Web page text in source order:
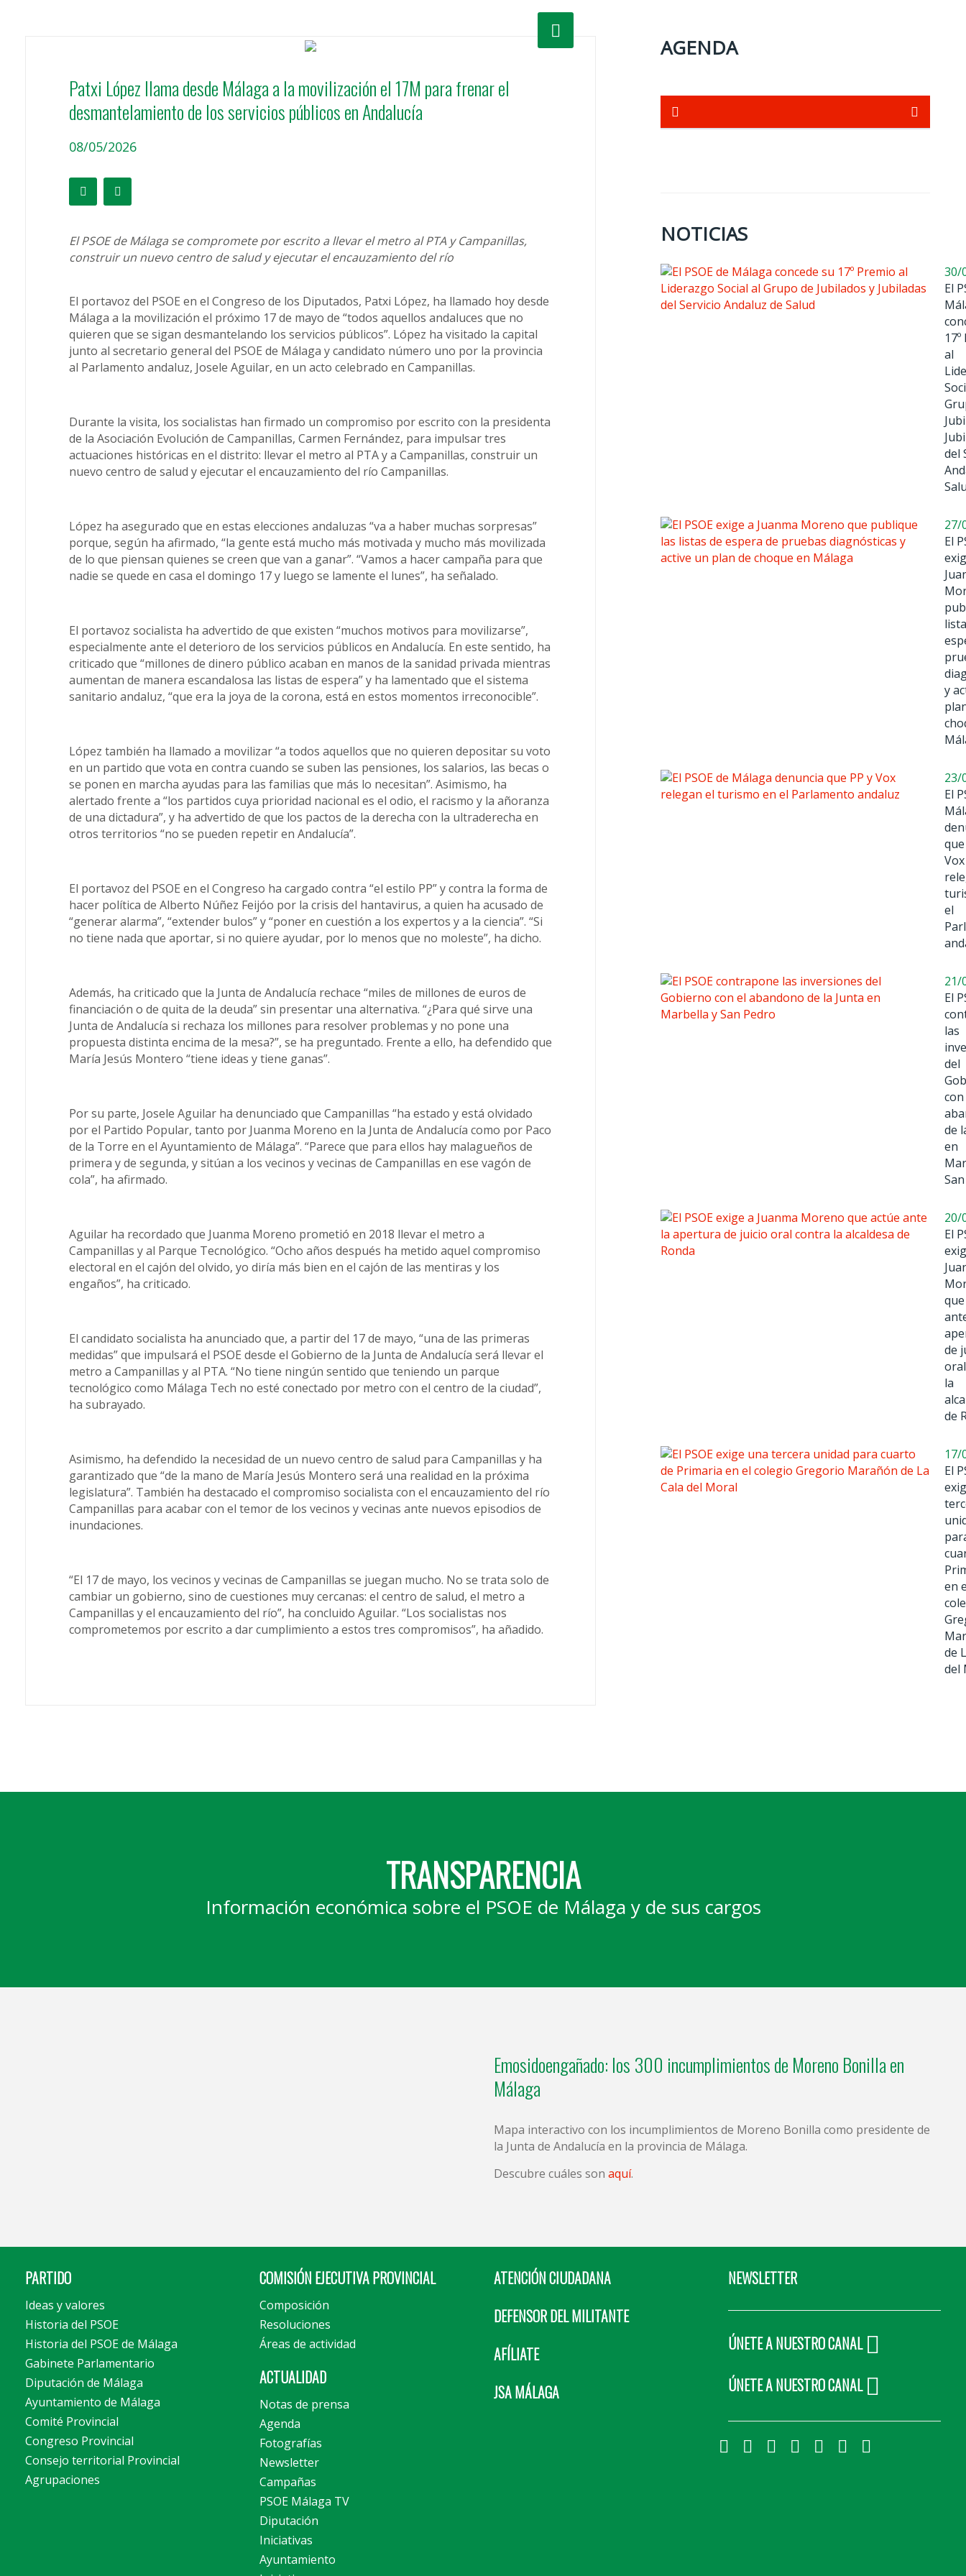
Patxi López llama desde Málaga a la movilización el 17M para frenar el
desmantelamiento de los servicios públicos en Andalucía
08/05/2026
El PSOE de Málaga se compromete por escrito a llevar el metro al PTA y Campanillas,
construir un nuevo centro de salud y ejecutar el encauzamiento del río
El portavoz del PSOE en el Congreso de los Diputados, Patxi López, ha llamado hoy desde
Málaga a la movilización el próximo 17 de mayo de “todos aquellos andaluces que no
quieren que se sigan desmantelando los servicios públicos”. López ha visitado la capital
junto al secretario general del PSOE de Málaga y candidato número uno por la provincia
al Parlamento andaluz, Josele Aguilar, en un acto celebrado en Campanillas.
Durante la visita, los socialistas han firmado un compromiso por escrito con la presidenta
de la Asociación Evolución de Campanillas, Carmen Fernández, para impulsar tres
actuaciones históricas en el distrito: llevar el metro al PTA y a Campanillas, construir un
nuevo centro de salud y ejecutar el encauzamiento del río Campanillas.
López ha asegurado que en estas elecciones andaluzas “va a haber muchas sorpresas”
porque, según ha afirmado, “la gente está mucho más motivada y mucho más movilizada
de lo que piensan quienes se creen que van a ganar”. “Vamos a hacer campaña para que
nadie se quede en casa el domingo 17 y luego se lamente el lunes”, ha señalado.
El portavoz socialista ha advertido de que existen “muchos motivos para movilizarse”,
especialmente ante el deterioro de los servicios públicos en Andalucía. En este sentido, ha
criticado que “millones de dinero público acaban en manos de la sanidad privada mientras
aumentan de manera escandalosa las listas de espera” y ha lamentado que el sistema
sanitario andaluz, “que era la joya de la corona, está en estos momentos irreconocible”.
López también ha llamado a movilizar “a todos aquellos que no quieren depositar su voto
en un partido que vota en contra cuando se suben las pensiones, los salarios, las becas o
se ponen en marcha ayudas para las familias que más lo necesitan”. Asimismo, ha
alertado frente a “los partidos cuya prioridad nacional es el odio, el racismo y la añoranza
de una dictadura”, y ha advertido de que los pactos de la derecha con la ultraderecha en
otros territorios “no se pueden repetir en Andalucía”.
El portavoz del PSOE en el Congreso ha cargado contra “el estilo PP” y contra la forma de
hacer política de Alberto Núñez Feijóo por la crisis del hantavirus, a quien ha acusado de
“generar alarma”, “extender bulos” y “poner en cuestión a los expertos y a la ciencia”. “Si
no tiene nada que aportar, si no quiere ayudar, por lo menos que no moleste”, ha dicho.
Además, ha criticado que la Junta de Andalucía rechace “miles de millones de euros de
financiación o de quita de la deuda” sin presentar una alternativa. “¿Para qué sirve una
Junta de Andalucía si rechaza los millones para resolver problemas y no pone una
propuesta distinta encima de la mesa?”, se ha preguntado. Frente a ello, ha defendido que
María Jesús Montero “tiene ideas y tiene ganas”.
Por su parte, Josele Aguilar ha denunciado que Campanillas “ha estado y está olvidado
por el Partido Popular, tanto por Juanma Moreno en la Junta de Andalucía como por Paco
de la Torre en el Ayuntamiento de Málaga”. “Parece que para ellos hay malagueños de
primera y de segunda, y sitúan a los vecinos y vecinas de Campanillas en ese vagón de
cola”, ha afirmado.
Aguilar ha recordado que Juanma Moreno prometió en 2018 llevar el metro a
Campanillas y al Parque Tecnológico. “Ocho años después ha metido aquel compromiso
electoral en el cajón del olvido, yo diría más bien en el cajón de las mentiras y los
engaños”, ha criticado.
El candidato socialista ha anunciado que, a partir del 17 de mayo, “una de las primeras
medidas” que impulsará el PSOE desde el Gobierno de la Junta de Andalucía será llevar el
metro a Campanillas y al PTA. “No tiene ningún sentido que teniendo un parque
tecnológico como Málaga Tech no esté conectado por metro con el centro de la ciudad”,
ha subrayado.
Asimismo, ha defendido la necesidad de un nuevo centro de salud para Campanillas y ha
garantizado que “de la mano de María Jesús Montero será una realidad en la próxima
legislatura”. También ha destacado el compromiso socialista con el encauzamiento del río
Campanillas para acabar con el temor de los vecinos y vecinas ante nuevos episodios de
inundaciones.
“El 17 de mayo, los vecinos y vecinas de Campanillas se juegan mucho. No se trata solo de
cambiar un gobierno, sino de cuestiones muy cercanas: el centro de salud, el metro a
Campanillas y el encauzamiento del río”, ha concluido Aguilar. “Los socialistas nos
comprometemos por escrito a dar cumplimiento a estos tres compromisos”, ha añadido.
AGENDA
NOTICIAS
30/
El
al
del
27/
El
y
23/
El
Vox
el
21/
El
las
del
de
en
20/
El
de
la
de
17/
El
en
de
del
TRANSPARENCIA
Información económica sobre el PSOE de Málaga y de sus cargos
Emosidoengañado: los 300 incumplimientos de Moreno Bonilla en
Málaga
Mapa interactivo con los incumplimientos de Moreno Bonilla como presidente de
la Junta de Andalucía en la provincia de Málaga.
Descubre cuáles son aquí.
PARTIDO
Ideas y valores
Historia del PSOE
Historia del PSOE de Málaga
Gabinete Parlamentario
Diputación de Málaga
Ayuntamiento de Málaga
Comité Provincial
Congreso Provincial
Consejo territorial Provincial
Agrupaciones
COMISIÓN EJECUTIVA PROVINCIAL
Composición
Resoluciones
Áreas de actividad
ACTUALIDAD
Notas de prensa
Agenda
Fotografías
Newsletter
Campañas
PSOE Málaga TV
Diputación
Iniciativas
Ayuntamiento
ATENCIÓN CIUDADANA
DEFENSOR DEL MILITANTE
AFÍLIATE
JSA MÁLAGA
NEWSLETTER
ÚNETE A NUESTRO CANAL
ÚNETE A NUESTRO CANAL